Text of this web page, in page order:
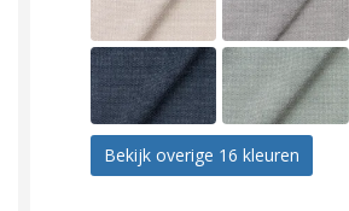
Bekijk overige 16 kleuren